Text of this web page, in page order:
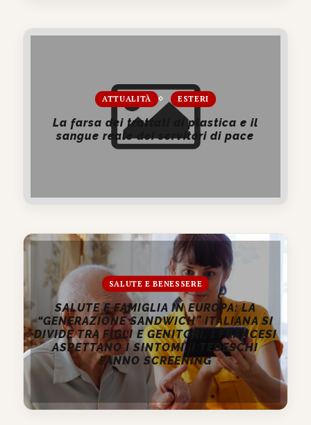
ATTUALITÀ ESTERI
La farsa dei trattati di plastica e il
sangue reale dei servitori di pace
SALUTE E BENESSERE
SALUTE E FAMIGLIA IN EUROPA: LA
“GENERAZIONE SANDWICH” ITALIANA SI
DIVIDE TRA FIGLI E GENITORI, I FRANCESI
ASPETTANO I SINTOMI, I TEDESCHI
FANNO SCREENING